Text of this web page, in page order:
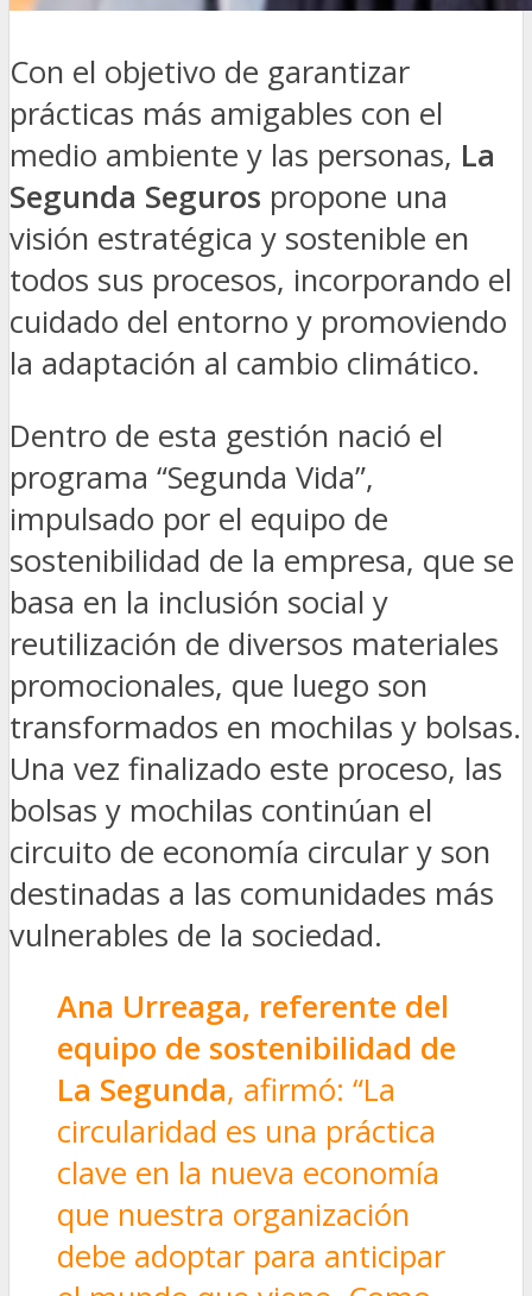
Con el objetivo de garantizar
prácticas más amigables con el
medio ambiente y las personas, La
Segunda Seguros propone una
visión estratégica y sostenible en
todos sus procesos, incorporando el
cuidado del entorno y promoviendo
la adaptación al cambio climático.
Dentro de esta gestión nació el
programa “Segunda Vida”,
impulsado por el equipo de
sostenibilidad de la empresa, que se
basa en la inclusión social y
reutilización de diversos materiales
promocionales, que luego son
transformados en mochilas y bolsas.
Una vez finalizado este proceso, las
bolsas y mochilas continúan el
circuito de economía circular y son
destinadas a las comunidades más
vulnerables de la sociedad.
Ana Urreaga, referente del
equipo de sostenibilidad de
La Segunda, afirmó: “La
circularidad es una práctica
clave en la nueva economía
que nuestra organización
debe adoptar para anticipar